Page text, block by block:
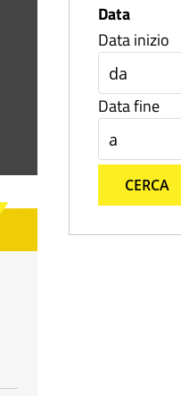
Data
Data inizio
Data fine
CERCA